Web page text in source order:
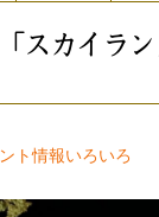
スカイラ
ト情報いろいろ